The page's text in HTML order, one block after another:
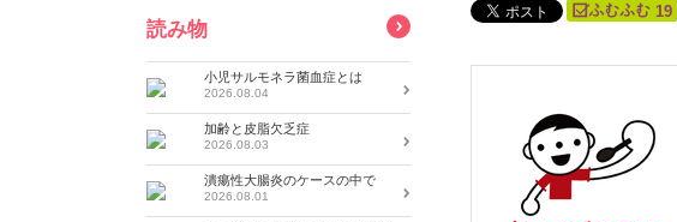
19
読み物
小児サルモネラ菌血症とは
2026.08.04
加齢と皮脂欠乏症
2026.08.03
潰瘍性大腸炎のケースの中で
2026.08.01